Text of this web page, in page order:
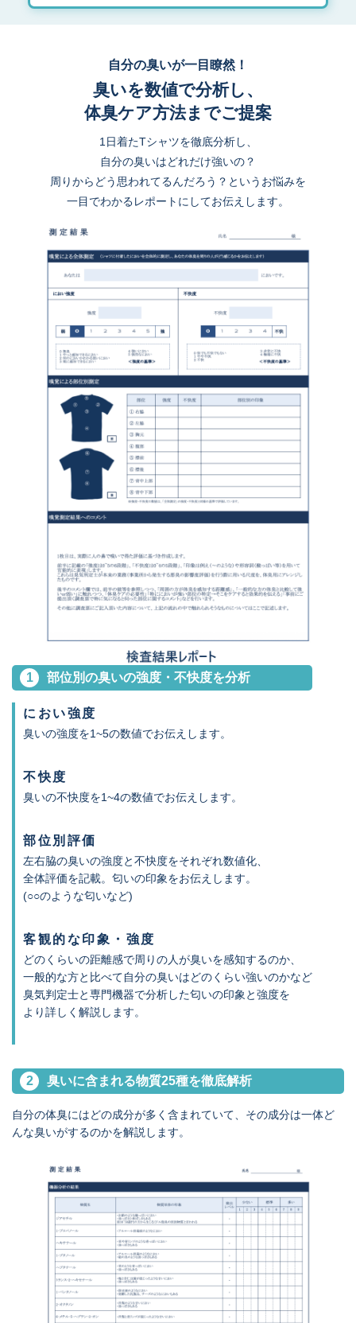
自分の臭いが一目瞭然！
臭いを数値で分析し、
体臭ケア方法までご提案
1日着たTシャツを徹底分析し、
自分の臭いはどれだけ強いの？
周りからどう思われてるんだろう？というお悩みを
一目でわかるレポートにしてお伝えします。
1 部位別の臭いの強度・不快度を分析
におい強度
臭いの強度を1~5の数値でお伝えします。
不快度
臭いの不快度を1~4の数値でお伝えします。
部位別評価
左右脇の臭いの強度と不快度をそれぞれ数値化、
全体評価を記載。匂いの印象をお伝えします。
(○○のような匂いなど)
客観的な印象・強度
どのくらいの距離感で周りの人が臭いを感知するのか、
一般的な方と比べて自分の臭いはどのくらい強いのかなど
臭気判定士と専門機器で分析した匂いの印象と強度を
より詳しく解説します。
2 臭いに含まれる物質25種を徹底解析
自分の体臭にはどの成分が多く含まれていて、 その成分は一体ど
んな臭いがするのかを解説します。